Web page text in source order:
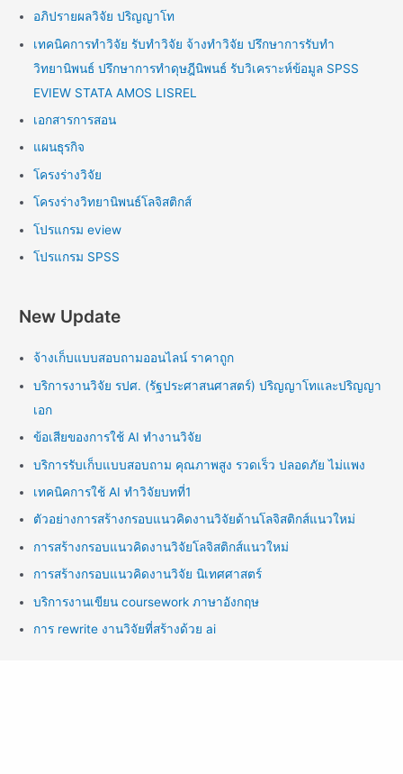
อภิปรายผลวิจัย ปริญญาโท
เทคนิคการทำวิจัย รับทำวิจัย จ้างทำวิจัย ปรึกษาการรับทำ
วิทยานิพนธ์ ปรึกษาการทำดุษฎีนิพนธ์ รับวิเคราะห์ข้อมูล SPSS
EVIEW STATA AMOS LISREL
เอกสารการสอน
แผนธุรกิจ
โครงร่างวิจัย
โครงร่างวิทยานิพนธ์โลจิสติกส์
โปรแกรม eview
โปรแกรม SPSS
New Update
จ้างเก็บแบบสอบถามออนไลน์ ราคาถูก
บริการงานวิจัย รปศ. (รัฐประศาสนศาสตร์) ปริญญาโทและปริญญา
เอก
ข้อเสียของการใช้ AI ทำงานวิจัย
บริการรับเก็บแบบสอบถาม คุณภาพสูง รวดเร็ว ปลอดภัย ไม่แพง
เทคนิคการใช้ AI ทำวิจัยบทที่1
ตัวอย่างการสร้างกรอบแนวคิดงานวิจัยด้านโลจิสติกส์แนวใหม่
การสร้างกรอบแนวคิดงานวิจัยโลจิสติกส์แนวใหม่
การสร้างกรอบแนวคิดงานวิจัย นิเทศศาสตร์
บริการงานเขียน coursework ภาษาอังกฤษ
การ rewrite งานวิจัยที่สร้างด้วย ai